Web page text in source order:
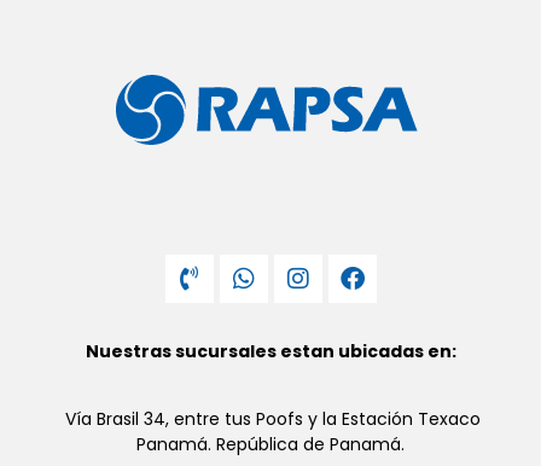
Nuestras sucursales estan ubicadas en:
Vía Brasil 34, entre tus Poofs y la Estación Texaco
Panamá. República de Panamá.